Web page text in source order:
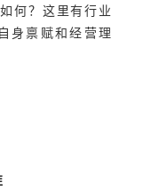
何？这里有行业
身禀赋和经营理